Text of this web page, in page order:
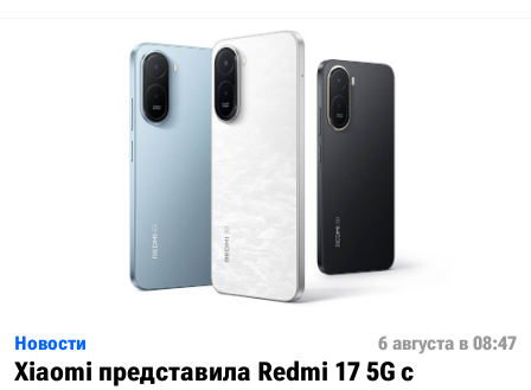
Новости 6 августа в 08:47
Xiaomi представила Redmi 17 5G с